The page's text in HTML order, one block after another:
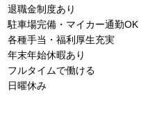
退職金制度あり
駐車場完備・マイカー通勤OK
各種手当・福利厚生充実
年末年始休暇あり
フルタイムで働ける
日曜休み